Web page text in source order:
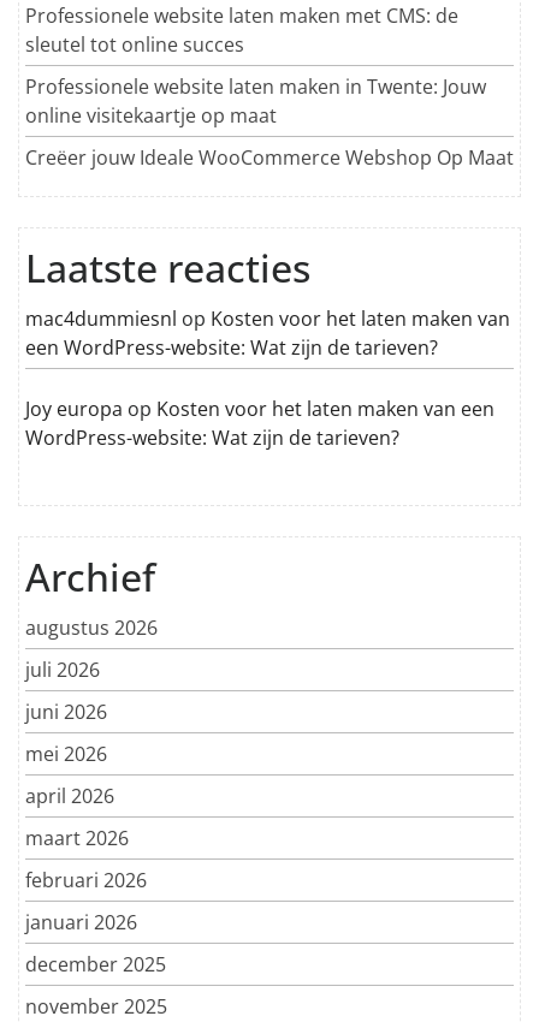
Professionele website laten maken met CMS: de
sleutel tot online succes
Professionele website laten maken in Twente: Jouw
online visitekaartje op maat
Creëer jouw Ideale WooCommerce Webshop Op Maat
Laatste reacties
mac4dummiesnl op Kosten voor het laten maken van
een WordPress-website: Wat zijn de tarieven?
Joy europa op Kosten voor het laten maken van een
WordPress-website: Wat zijn de tarieven?
Archief
augustus 2026
juli 2026
juni 2026
mei 2026
april 2026
maart 2026
februari 2026
januari 2026
december 2025
november 2025